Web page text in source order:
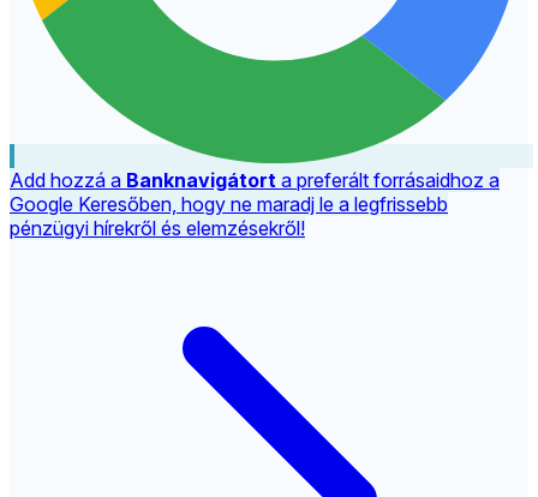
Add hozzá a Banknavigátort a preferált forrásaidhoz a
Google Keresőben, hogy ne maradj le a legfrissebb
pénzügyi hírekről és elemzésekről!